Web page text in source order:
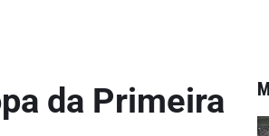
da Primeira